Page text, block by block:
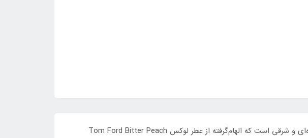
ادکلن پیچ ابسولو ولار ١٠٠ میل | Volare Peach Absolu عطری زنانه و مردانه با رایحه‌ای شیرین، میوه‌ای و شرقی است که الهام‌گرفته از عطر لوکس Tom Ford Bitter Peach